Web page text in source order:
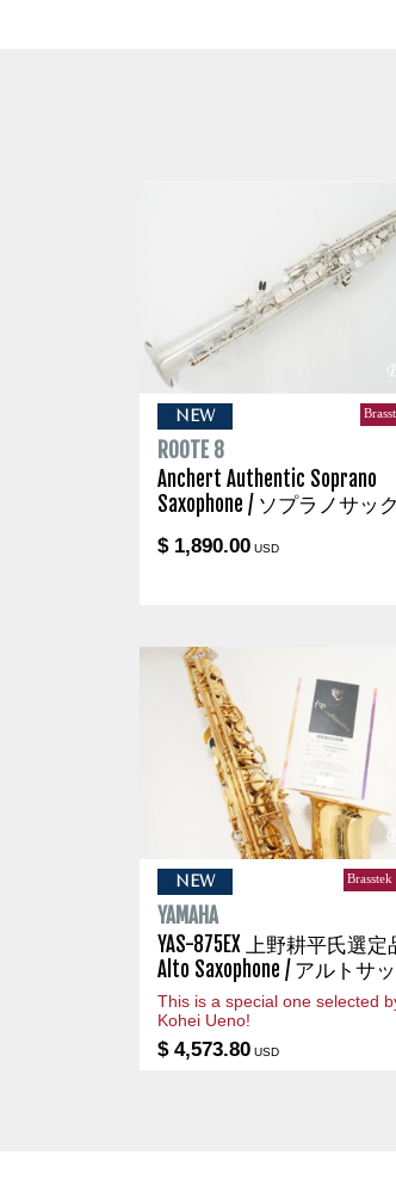
NEW
ROOTE 8
Anchert Authentic Soprano
Saxophone / ソプラノサッ
$ 1,890.00 USD
NEW
YAMAHA
YAS-875EX 上野耕平氏選定
Alto Saxophone / アルトサ
This is a special one selected
Kohei Ueno!
$ 4,573.80 USD